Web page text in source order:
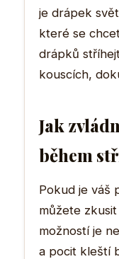
je drápek
které se
drápků
kouscích,
Jak
během
Pokud je váš
můžete
možností je
a pocit kleští